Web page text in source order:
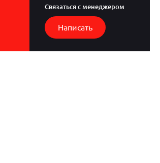
Связаться с менеджером
Написать